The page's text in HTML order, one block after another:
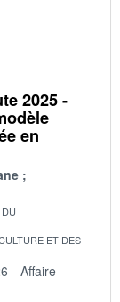
2025 -
en
ET DES
Affaire